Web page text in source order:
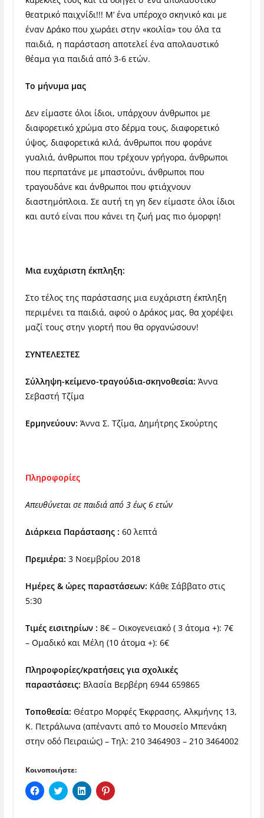
θεατρικό παιχνίδι!!! Μ’ ένα υπέροχο σκηνικό και με
έναν Δράκο που χωράει στην «κοιλία» του όλα τα
παιδιά, η παράσταση αποτελεί ένα απολαυστικό
θέαμα για παιδιά από 3-6 ετών.
Το μήνυμα μας
Δεν είμαστε όλοι ίδιοι, υπάρχουν άνθρωποι με
διαφορετικό χρώμα στο δέρμα τους, διαφορετικό
ύψος, διαφορετικά κιλά, άνθρωποι που φοράνε
γυαλιά, άνθρωποι που τρέχουν γρήγορα, άνθρωποι
που περπατάνε με μπαστούνι, άνθρωποι που
τραγουδάνε και άνθρωποι που φτιάχνουν
διαστημόπλοια. Σε αυτή τη γη δεν είμαστε όλοι ίδιοι
και αυτό είναι που κάνει τη ζωή μας πιο όμορφη!
Μια ευχάριστη έκπληξη:
Στο τέλος της παράστασης μια ευχάριστη έκπληξη
περιμένει τα παιδιά, αφού ο Δράκος μας, θα χορέψει
μαζί τους στην γιορτή που θα οργανώσουν!
ΣΥΝΤΕΛΕΣΤΕΣ
Σύλληψη-κείμενο-τραγούδια-σκηνοθεσία: Άννα
Σεβαστή Τζίμα
Ερμηνεύουν: Άννα Σ. Τζίμα, Δημήτρης Σκούρτης
Πληροφορίες
Απευθύνεται σε παιδιά από 3 έως 6 ετών
Διάρκεια Παράστασης : 60 λεπτά
Πρεμιέρα: 3 Νοεμβρίου 2018
Ημέρες & ώρες παραστάσεων: Κάθε Σάββατο στις
5:30
Τιμές εισιτηρίων : 8€ – Οικογενειακό ( 3 άτομα +): 7€
– Ομαδικό και Μέλη (10 άτομα +): 6€
Πληροφορίες/κρατήσεις για σχολικές
παραστάσεις: Βλασία Βερβέρη 6944 659865
Τοποθεσία: Θέατρο Μορφές Έκφρασης, Αλκμήνης 13,
Κ. Πετράλωνα (απέναντι από το Μουσείο Μπενάκη
στην οδό Πειραιώς) – Τηλ: 210 3464903 – 210 3464002
Κοινοποιήστε:
Π
α
Κ
λ
Κ
λ
Κ
λ